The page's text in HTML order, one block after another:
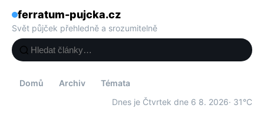
ferratum-pujcka.cz
Svět půjček přehledně a srozumitelně
Domů Archiv
Témata
Dnes je Čtvrtek dne 6 8. 2026· 31°C